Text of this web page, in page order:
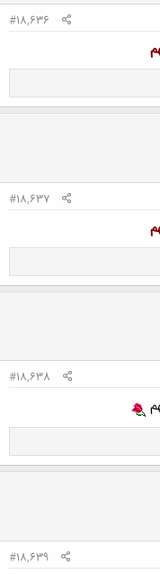
#18,636
#18,637
#18,638
#18,639